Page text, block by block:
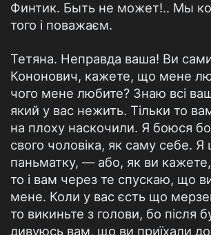
Финтик. Быть не может!.. Мы
того і поважаєм.
Тетяна. Неправда ваша! Ви
Кононович, кажете, що мене
чого мене любите? Знаю всі
який у вас нежить. Тільки то
на плоху наскочили. Я боюся
свого чоловіка, як саму себе.
паньматку, — або, як ви
то і вам через те спускаю, що
мене. Коли у вас єсть що
то викиньте з голови, бо після
дивуюсь вам, що ви приїхали